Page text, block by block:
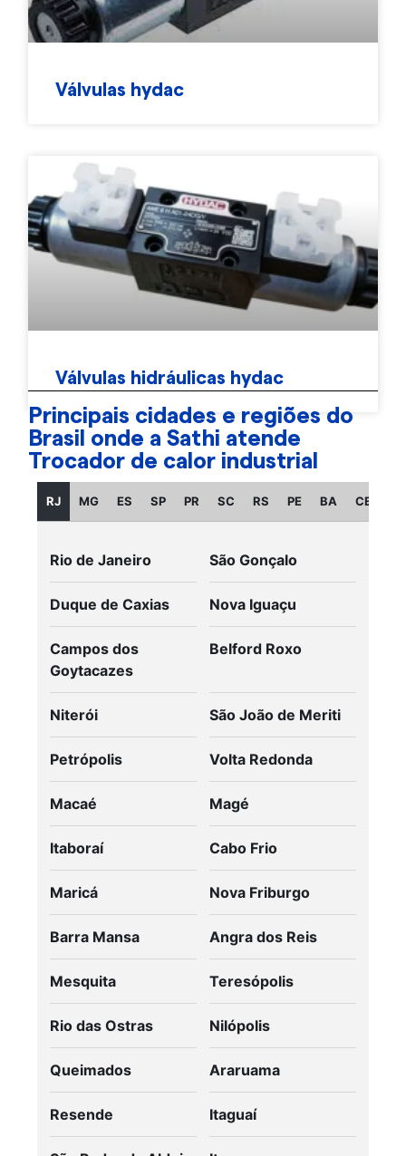
Válvulas hydac
Válvulas hidráulicas hydac
Principais cidades e regiões do
Brasil onde a Sathi atende
Trocador de calor industrial
RJ MG ES SP PR SC RS PE BA CE
Rio de Janeiro São Gonçalo
Duque de Caxias Nova Iguaçu
Campos dos
Goytacazes
Belford Roxo
Niterói São João de Meriti
Petrópolis Volta Redonda
Macaé Magé
Itaboraí Cabo Frio
Maricá Nova Friburgo
Barra Mansa Angra dos Reis
Mesquita Teresópolis
Rio das Ostras Nilópolis
Queimados Araruama
Resende Itaguaí